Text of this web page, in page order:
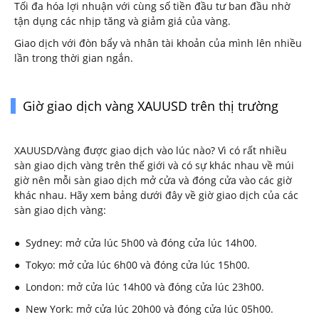
Tối đa hóa lợi nhuận với cùng số tiền đầu tư ban đầu nhờ
tận dụng các nhịp tăng và giảm giá của vàng.
Giao dịch với đòn bẩy và nhân tài khoản của mình lên nhiều
lần trong thời gian ngắn.
Giờ giao dịch vàng XAUUSD trên thị trường
XAUUSD/Vàng được giao dịch vào lúc nào? Vì có rất nhiều
sàn giao dịch vàng trên thế giới và có sự khác nhau về múi
giờ nên mỗi sàn giao dịch mở cửa và đóng cửa vào các giờ
khác nhau. Hãy xem bảng dưới đây về giờ giao dịch của các
sàn giao dịch vàng:
● Sydney: mở cửa lúc 5h00 và đóng cửa lúc 14h00.
● Tokyo: mở cửa lúc 6h00 và đóng cửa lúc 15h00.
● London: mở cửa lúc 14h00 và đóng cửa lúc 23h00.
● New York: mở cửa lúc 20h00 và đóng cửa lúc 05h00.